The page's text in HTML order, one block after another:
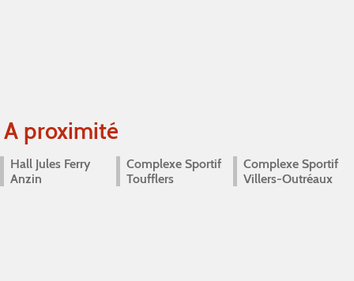
A proximité
Hall Jules Ferry
Anzin
Complexe Sportif
Toufflers
Complexe Sportif
Villers-Outréaux